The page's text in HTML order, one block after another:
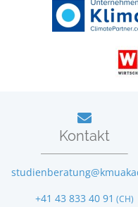
Kontakt
+41 43 833 40 91 (CH)